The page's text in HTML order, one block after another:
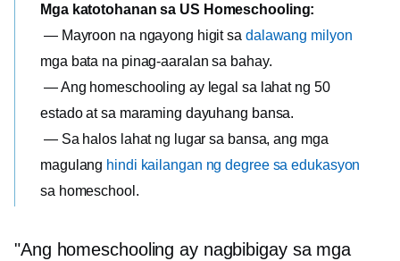
Mga katotohanan sa US Homeschooling:
— Mayroon na ngayong higit sa dalawang milyon
mga bata na pinag-aaralan sa bahay.
— Ang homeschooling ay legal sa lahat ng 50
estado at sa maraming dayuhang bansa.
— Sa halos lahat ng lugar sa bansa, ang mga
magulang hindi kailangan ng degree sa edukasyon
sa homeschool.
"Ang homeschooling ay nagbibigay sa mga